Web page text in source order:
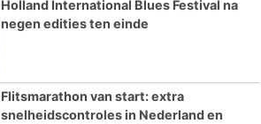
Holland International Blues Festival na
negen edities ten einde
Flitsmarathon van start: extra
snelheidscontroles in Nederland en